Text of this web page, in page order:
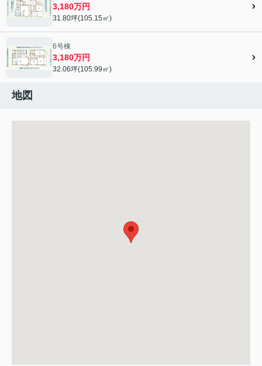
3,180万円
31.80坪(105.15㎡)
6号棟
3,180万円
32.06坪(105.99㎡)
地図